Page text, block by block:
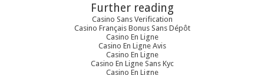
Further reading
Casino Sans Verification
Casino Français Bonus Sans Dépôt
Casino En Ligne
Casino En Ligne Avis
Casino En Ligne
Casino En Ligne Sans Kyc
Casino En Ligne